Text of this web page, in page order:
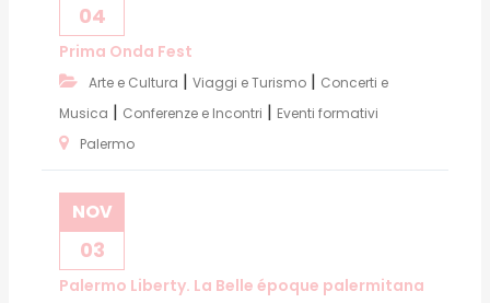
04
Prima Onda Fest
Arte e Cultura | Viaggi e Turismo | Concerti e
Musica | Conferenze e Incontri | Eventi formativi
Palermo
NOV
03
Palermo Liberty. La Belle époque palermitana